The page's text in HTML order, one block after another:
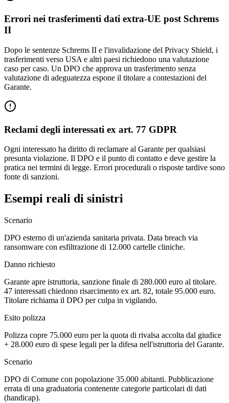
Errori nei trasferimenti dati extra-UE post Schrems
II
Dopo le sentenze Schrems II e l'invalidazione del Privacy Shield, i
trasferimenti verso USA e altri paesi richiedono una valutazione
caso per caso. Un DPO che approva un trasferimento senza
valutazione di adeguatezza espone il titolare a contestazioni del
Garante.
Reclami degli interessati ex art. 77 GDPR
Ogni interessato ha diritto di reclamare al Garante per qualsiasi
presunta violazione. Il DPO e il punto di contatto e deve gestire la
pratica nei termini di legge. Errori procedurali o risposte tardive sono
fonte di sanzioni.
Esempi reali di sinistri
Scenario
DPO esterno di un'azienda sanitaria privata. Data breach via
ransomware con esfiltrazione di 12.000 cartelle cliniche.
Danno richiesto
Garante apre istruttoria, sanzione finale di 280.000 euro al titolare.
47 interessati chiedono risarcimento ex art. 82, totale 95.000 euro.
Titolare richiama il DPO per culpa in vigilando.
Esito polizza
Polizza copre 75.000 euro per la quota di rivalsa accolta dal giudice
+ 28.000 euro di spese legali per la difesa nell'istruttoria del Garante.
Scenario
DPO di Comune con popolazione 35.000 abitanti. Pubblicazione
errata di una graduatoria contenente categorie particolari di dati
(handicap).